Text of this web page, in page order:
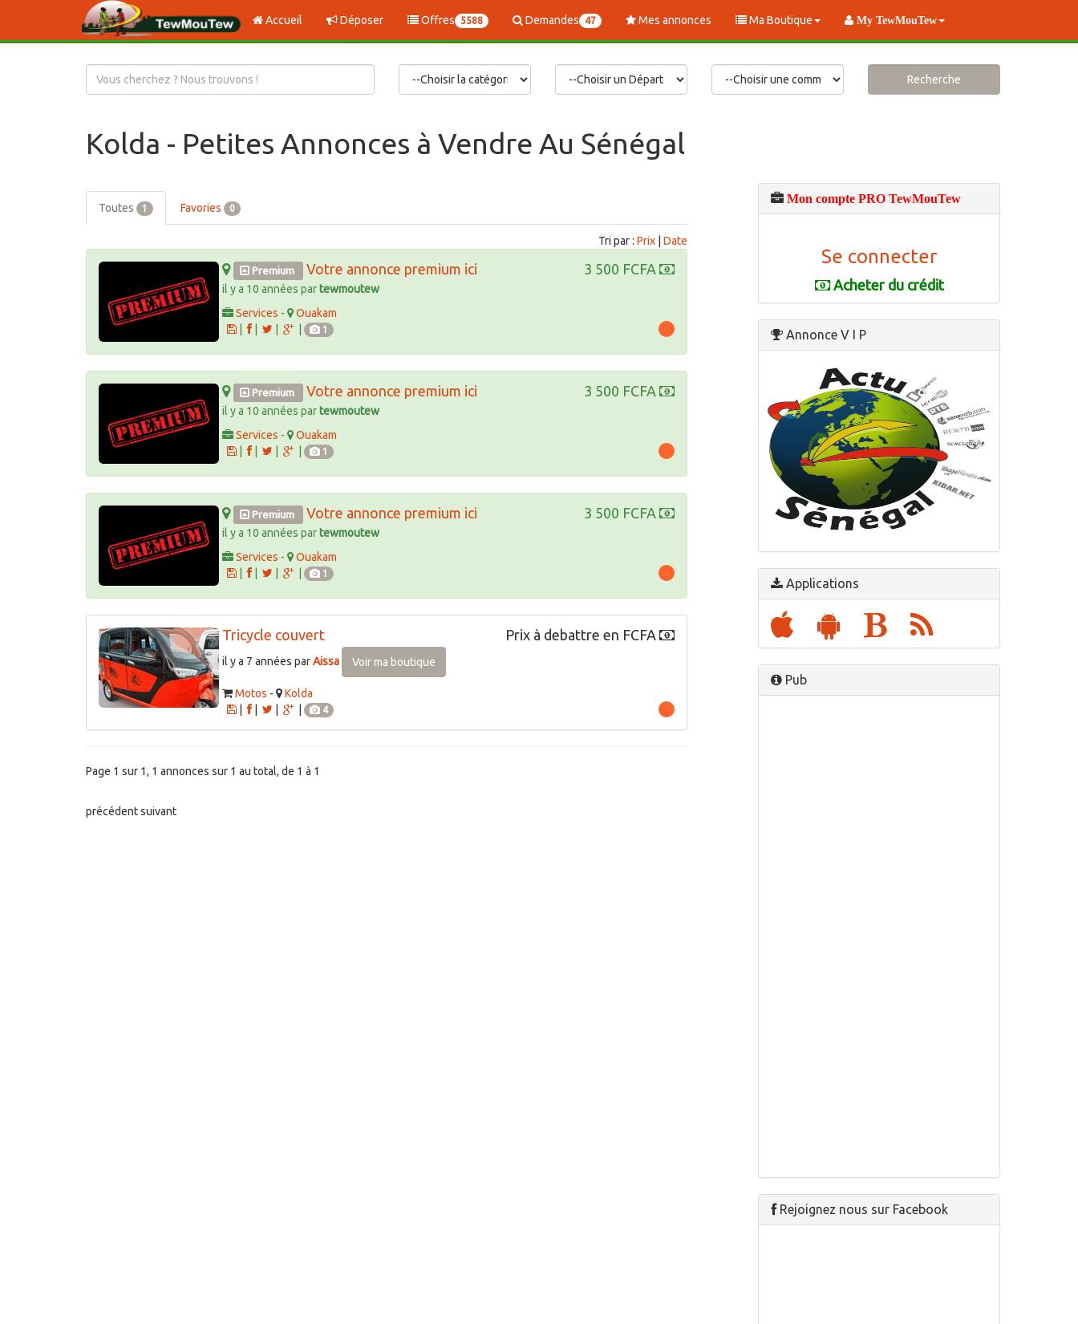
Accueil Déposer Offres 5588 Demandes 47 Mes annonces Ma Boutique My TewMouTew
Recherche
Kolda - Petites Annonces à Vendre Au Sénégal
Toutes 1 Favories 0
Tri par : Prix Date
Premium Votre annonce premium ici 3 500 FCFA
il y a 10 années partewmoutew
Services -
Ouakam
|
1
Premium Votre annonce premium ici 3 500 FCFA
il y a 10 années partewmoutew
Services -
Ouakam
|
1
Premium Votre annonce premium ici 3 500 FCFA
il y a 10 années partewmoutew
Services -
Ouakam
|
1
Tricycle couvert Prix à debattre en FCFA
il y a 7 années parAissa Voir ma boutique
Motos -
Kolda
|
4
Page 1 sur 1, 1 annonces sur 1 au total, de 1 à 1
précédentsuivant
Mon compte PRO TewMouTew
Se connecter
Acheter du crédit
Annonce V I P
Avec Actu Sénégal :
Applications
Pub
Rejoignez nous sur Facebook